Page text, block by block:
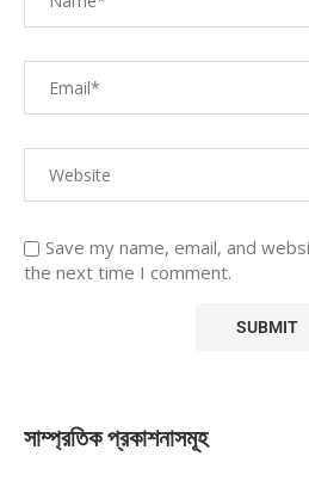
Save my name, email, and
the next time I comment.
সাম্প্রতিক প্রকাশনাসমূহ